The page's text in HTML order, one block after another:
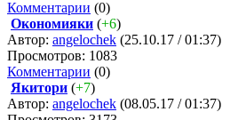
Комментарии (0)
Окономияки (+6)
Автор: angelochek (25.10.17 / 01:37)
Просмотров: 1083
Комментарии (0)
Якитори (+7)
Автор: angelochek (08.05.17 / 01:37)